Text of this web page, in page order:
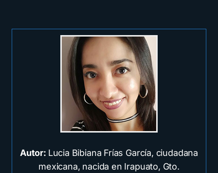
Autor: Lucia Bibiana Frías García, ciudadana
mexicana, nacida en Irapuato, Gto.